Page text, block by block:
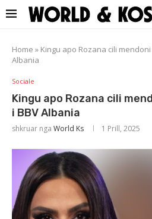
Home » Kingu apo Rozana cili
Albania
Sociale
Kingu apo Rozana cili
i BBV Albania
shkruar nga World Ks 1 Prill, 2025